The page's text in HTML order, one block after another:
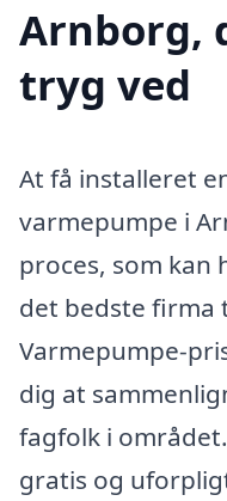
Arnborg,
tryg ved
At få installeret
varmepumpe i
proces, som
det bedste firma
Varmepumpe-
dig at
fagfolk i
gratis og